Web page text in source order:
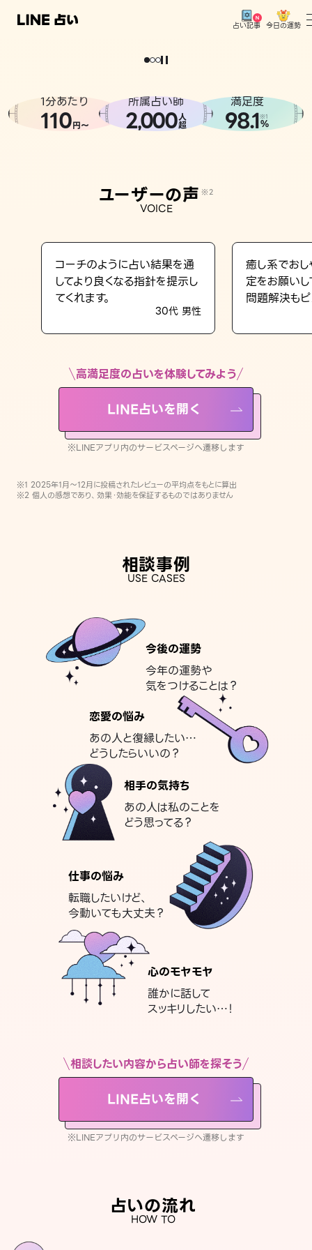
占い記事 今日の運勢
相談事例
LINE占いを開く
※LINEアプリ内のサービスページへ遷移します
どうせなら
。
1分あたり
110円〜
所属占い師
2,000人
超
満足度
98.1※1
%
ユーザーの声 ※2
VOICE
コーチのように占い結果を通
してより良くなる指針を提示し
てくれます。
30代 男性
癒し系でおし
定をお願い
問題解決もピ
高満足度の占いを体験してみよう
LINE占いを開く
※LINEアプリ内のサービスページへ遷移します
※1 2025年1月〜12月に投稿されたレビューの平均点をもとに算出
※2 個人の感想であり、効果・効能を保証するものではありません
相談事例
USE CASES
今後の運勢
今年の運勢や
気をつけることは？
恋愛の悩み
あの人と復縁したい…
どうしたらいいの？
相手の気持ち
あの人は私のことを
どう思ってる？
仕事の悩み
転職したいけど、
今動いても大丈夫？
心のモヤモヤ
誰かに話して
スッキリしたい…！
相談したい内容から占い師を探そう
LINE占いを開く
※LINEアプリ内のサービスページへ遷移します
占いの流れ
HOW TO